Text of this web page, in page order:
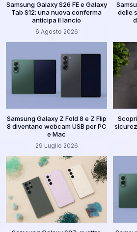
Samsung Galaxy S26 FE e Galaxy
Tab S12: una nuova conferma
anticipa il lancio
6 Agosto 2026
delle
Samsung Galaxy Z Fold 8 e Z Flip
8 diventano webcam USB per PC
e Mac
29 Luglio 2026